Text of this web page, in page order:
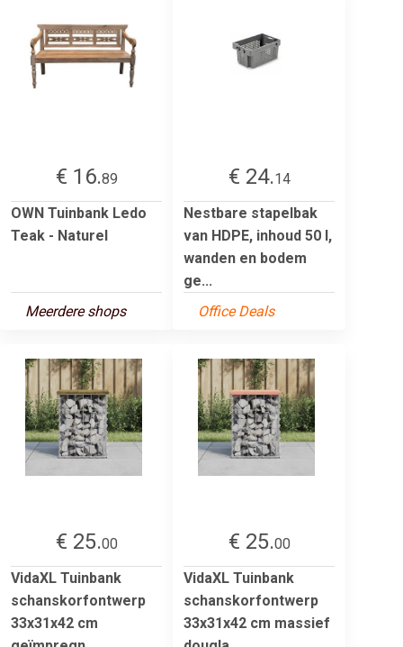
€ 16.89
OWN Tuinbank Ledo
Teak - Naturel
Meerdere shops
€ 24.14
Nestbare stapelbak
van HDPE, inhoud 50 l,
wanden en bodem
ge...
Office Deals
€ 25.00
VidaXL Tuinbank
schanskorfontwerp
33x31x42 cm
€ 25.00
VidaXL Tuinbank
schanskorfontwerp
33x31x42 cm massief